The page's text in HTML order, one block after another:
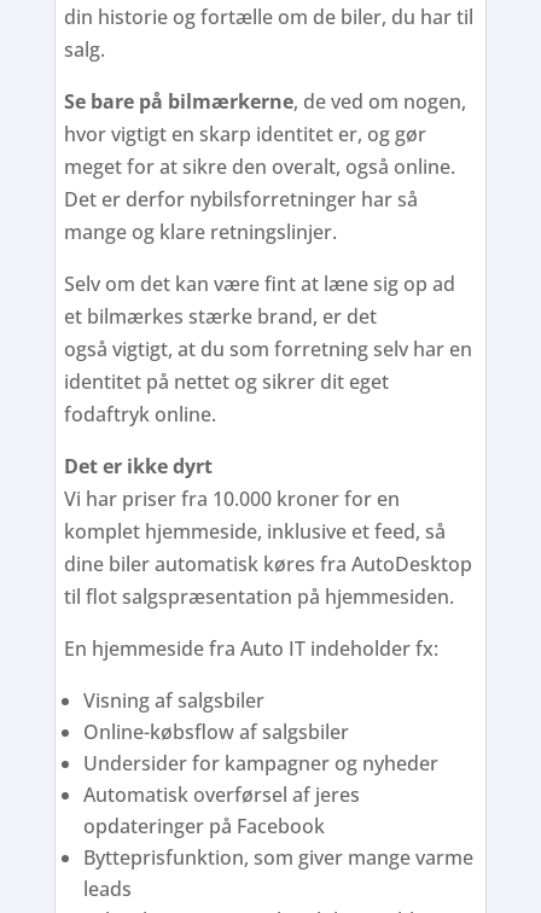
din historie og fortælle om de biler, du har til
salg.
Se bare på bilmærkerne, de ved om nogen,
hvor vigtigt en skarp identitet er, og gør
meget for at sikre den overalt, også online.
Det er derfor nybilsforretninger har så
mange og klare retningslinjer.
Selv om det kan være fint at læne sig op ad
et bilmærkes stærke brand, er det
også vigtigt, at du som forretning selv har en
identitet på nettet og sikrer dit eget
fodaftryk online.
Det er ikke dyrt
Vi har priser fra 10.000 kroner for en
komplet hjemmeside, inklusive et feed, så
dine biler automatisk køres fra AutoDesktop
til flot salgspræsentation på hjemmesiden.
En hjemmeside fra Auto IT indeholder fx:
Visning af salgsbiler
Online-købsflow af salgsbiler
Undersider for kampagner og nyheder
Automatisk overførsel af jeres
opdateringer på Facebook
Bytteprisfunktion, som giver mange varme
leads